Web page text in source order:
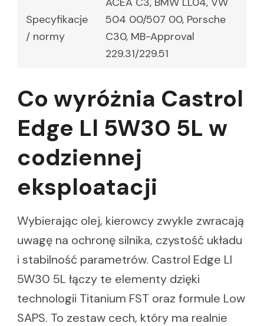
Specyfikacje
/ normy
504 00/507 00, Porsche
C30, MB-Approval
229.31/229.51
Co wyróżnia Castrol
Edge Ll 5W30 5L w
codziennej
eksploatacji
Wybierając olej, kierowcy zwykle zwracają
uwagę na ochronę silnika, czystość układu
i stabilność parametrów. Castrol Edge Ll
5W30 5L łączy te elementy dzięki
technologii Titanium FST oraz formule Low
SAPS. To zestaw cech, który ma realnie